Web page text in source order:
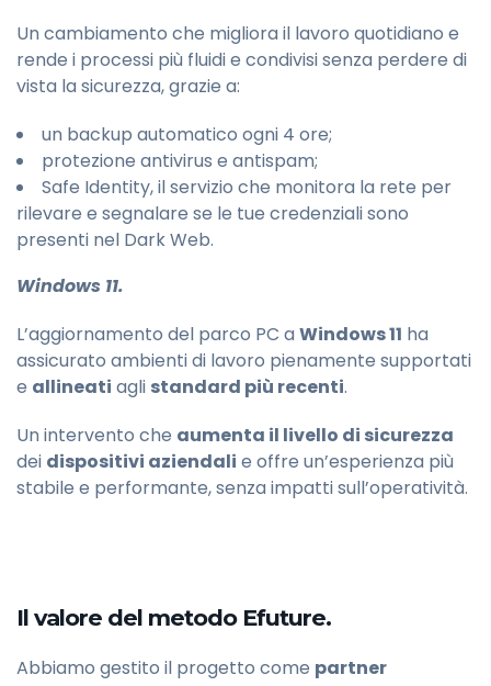
Un cambiamento che migliora il lavoro quotidiano e
rende i processi più fluidi e condivisi senza perdere di
vista la sicurezza, grazie a:
un backup automatico ogni 4 ore;
protezione antivirus e antispam;
Safe Identity, il servizio che monitora la rete per
rilevare e segnalare se le tue credenziali sono
presenti nel Dark Web.
Windows 11.
L’aggiornamento del parco PC a Windows 11 ha
assicurato ambienti di lavoro pienamente supportati
e allineati agli standard più recenti.
Un intervento che aumenta il livello di sicurezza
dei dispositivi aziendali e offre un’esperienza più
stabile e performante, senza impatti sull’operatività.
Il valore del metodo Efuture.
Abbiamo gestito il progetto come partner